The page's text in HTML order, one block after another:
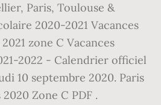
Paris, Toulouse &
2020-2021 Vacances
zone C Vacances
2022 - Calendrier officiel
10 septembre 2020. Paris
Zone C PDF .